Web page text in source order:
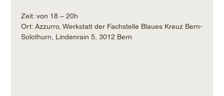
Zeit: von 18 – 20h​
Ort: Azzurro, Werkstatt der Fachstelle Blaues Kreuz Bern-
Solothurn, Lindenrain 5, 3012 Bern